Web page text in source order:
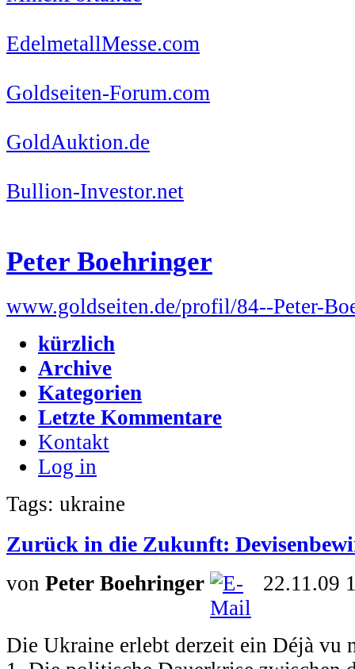
EdelmetallMesse.com
Goldseiten-Forum.com
GoldAuktion.de
Bullion-Investor.net
Peter Boehringer
www.goldseiten.de/profil/84--Peter-
kürzlich
Archive
Kategorien
Letzte Kommentare
Kontakt
Log in
Tags: ukraine
Zurück in die Zukunft:
von Peter Boehringer 22.11.09
Die Ukraine erlebt derzeit ein Déjà vu